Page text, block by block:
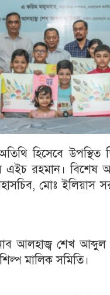
হিসেবে উপস্থিত
এইচ রহমান। বিশেষ
মোঃ
আলহাজ্ব শেখ
মালিক সমিতি।